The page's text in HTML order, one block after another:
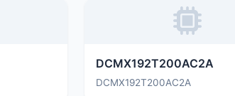
DCMX192T200AC2A
DCMX192T200AC2A